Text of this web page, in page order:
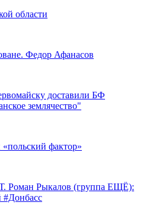
области
Федор Афанасов
доставили БФ
землячество"
фактор»
Рыкалов (группа ЕЩЁ):
#Донбасс